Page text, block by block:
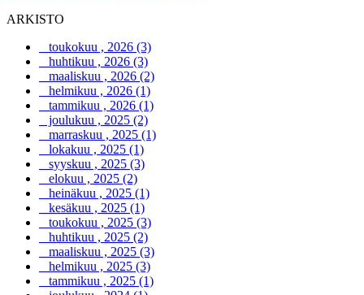
ARKISTO
toukokuu , 2026 (3)
huhtikuu , 2026 (3)
maaliskuu , 2026 (2)
helmikuu , 2026 (1)
tammikuu , 2026 (1)
joulukuu , 2025 (2)
marraskuu , 2025 (1)
lokakuu , 2025 (1)
syyskuu , 2025 (3)
elokuu , 2025 (2)
heinäkuu , 2025 (1)
kesäkuu , 2025 (1)
toukokuu , 2025 (3)
huhtikuu , 2025 (2)
maaliskuu , 2025 (3)
helmikuu , 2025 (3)
tammikuu , 2025 (1)